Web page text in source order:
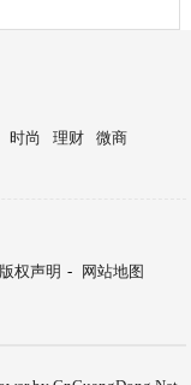
时尚 理财
微商
版权声明 -
网站地图